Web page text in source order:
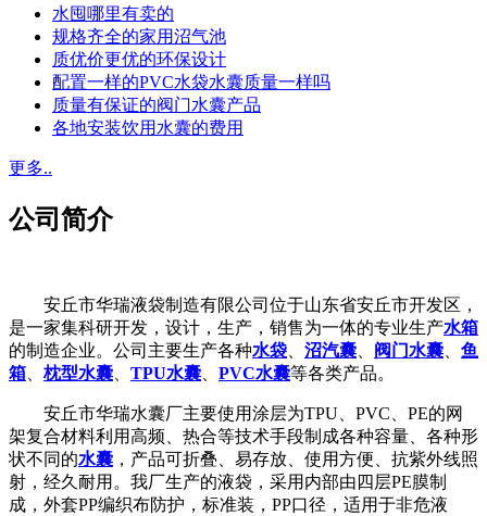
水囤哪里有卖的
规格齐全的家用沼气池
质优价更优的环保设计
配置一样的PVC水袋水囊质量一样吗
质量有保证的阀门水囊产品
各地安装饮用水囊的费用
更多..
公司简介
安丘市华瑞液袋制造有限公司位于山东省安丘市开发区，
是一家集科研开发，设计，生产，销售为一体的专业生产水箱
的制造企业。公司主要生产各种水袋、 沼汽囊、 阀门水囊、 鱼
箱、 枕型水囊、 TPU水囊、 PVC水囊等各类产品。
安丘市华瑞水囊厂主要使用涂层为TPU、PVC、PE的网
架复合材料利用高频、热合等技术手段制成各种容量、各种形
状不同的水囊 ，产品可折叠、易存放、使用方便、抗紫外线照
射，经久耐用。我厂生产的液袋，采用内部由四层PE膜制
成，外套PP编织布防护，标准装，PP口径，适用于非危液